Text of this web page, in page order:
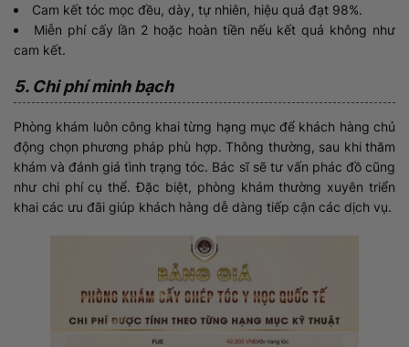
Cam kết tóc mọc đều, dày, tự nhiên, hiệu quả đạt 98%.
Miễn phí cấy lần 2 hoặc hoàn tiền nếu kết quả không như
cam kết.
5. Chi phí minh bạch
Phòng khám luôn công khai từng hạng mục để khách hàng chủ
động chọn phương pháp phù hợp. Thông thường, sau khi thăm
khám và đánh giá tình trạng tóc. Bác sĩ sẽ tư vấn phác đồ cũng
như chi phí cụ thể. Đặc biệt, phòng khám thường xuyên triển
khai các ưu đãi giúp khách hàng dễ dàng tiếp cận các dịch vụ.